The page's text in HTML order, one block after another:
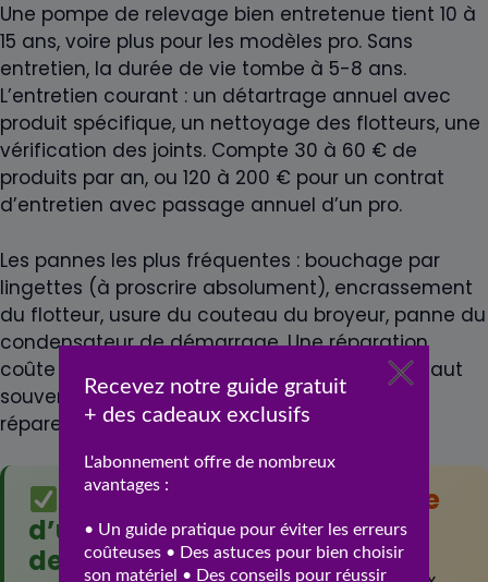
Une pompe de relevage bien entretenue tient 10 à
15 ans, voire plus pour les modèles pro. Sans
entretien, la durée de vie tombe à 5-8 ans.
L’entretien courant : un détartrage annuel avec
produit spécifique, un nettoyage des flotteurs, une
vérification des joints. Compte 30 à 60 € de
produits par an, ou 120 à 200 € pour un contrat
d’entretien avec passage annuel d’un pro.
Les pannes les plus fréquentes : bouchage par
lingettes (à proscrire absolument), encrassement
du flotteur, usure du couteau du broyeur, panne du
condensateur de démarrage. Une réparation
coûte 150 à 400 €, mais après 10 ans, mieux vaut
souvent remplacer la pompe entière que de
réparer.
Atouts
d’une pompe
de relevage
Points de
vigilance